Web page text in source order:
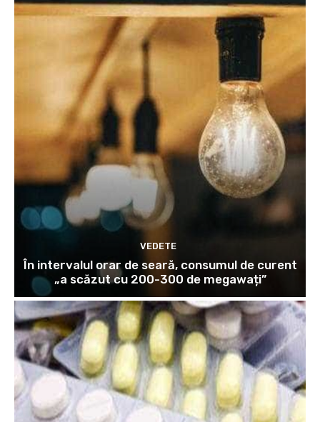
VEDETE
În intervalul orar de seară, consumul de curent
„a scăzut cu 200-300 de megawați”